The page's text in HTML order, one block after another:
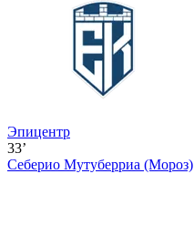
Эпицентр
33’
Себерио Мутуберриа (Мороз)